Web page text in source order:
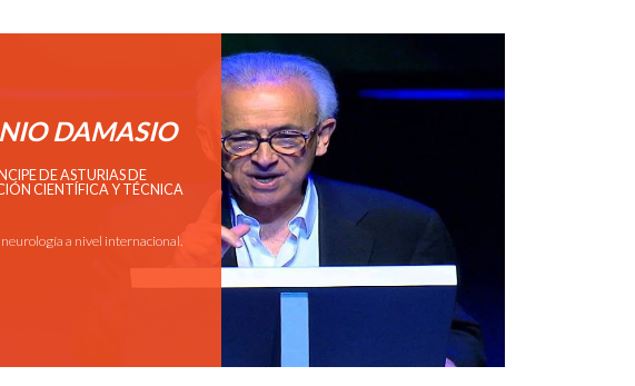
DAMASIO
DE ASTURIAS DE
CIENTÍFICA Y TÉCNICA
a nivel internacional.